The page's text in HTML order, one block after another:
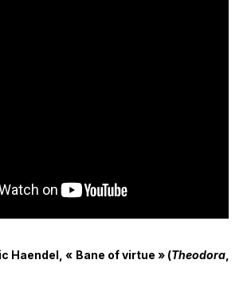
Haendel, « Bane of virtue » (Theodora,